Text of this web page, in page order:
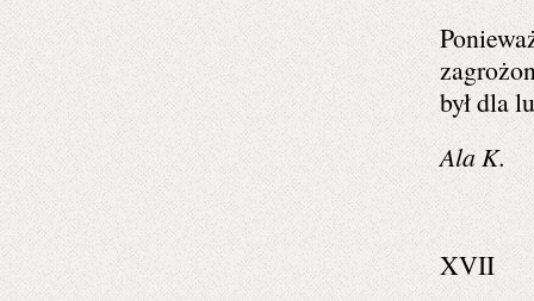
był dla
Ala K.
XVII